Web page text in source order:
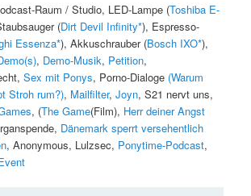
Raum / Studio, LED-Lampe (Toshiba E-
(Dirt Devil Infinity*), Espresso-
Essenza*), Akkuschrauber (Bosch IXO*),
, Demo-Musik, Petition,
Sex mit Ponys, Porno-Dialoge (Warum
Stroh rum?), Mailfilter,Joyn, S21 nervt uns,
, (The Game(Film), Herr deiner Angst
Dänemark sperrt versehentlich
, Anonymous, Lulzsec, Ponytime-Podcast,